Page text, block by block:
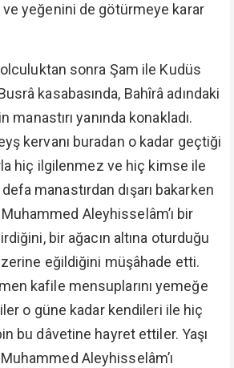
ve yeğenini de götürmeye karar
sonra Şam ile Kudüs
kasabasında, Bahîrâ adındaki
manastırı yanında konakladı.
kervanı buradan o kadar geçtiği
hiç ilgilenmez ve hiç kimse ile
manastırdan dışarı bakarken
Aleyhisselâm’ı bir
bir ağacın altına oturduğu
eğildiğini müşâhade etti.
kafile mensuplarını yemeğe
o güne kadar kendileri ile hiç
bu dâvetine hayret ettiler. Yaşı
Aleyhisselâm’ı